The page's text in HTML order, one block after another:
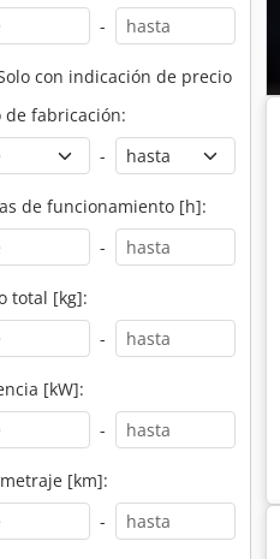
-
con indicación de precio
de fabricación:
-
de funcionamiento [h]:
-
total [kg]:
-
[kW]:
-
[km]:
-